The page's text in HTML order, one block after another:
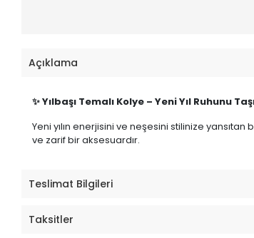
Açıklama
✨ Yılbaşı Temalı Kolye – Yeni Yıl Ruhunu
Yeni yılın enerjisini ve neşesini stilinize
ve zarif bir aksesuardır.
Teslimat Bilgileri
Taksitler